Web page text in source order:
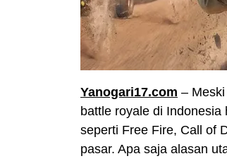
Yanogari17.com –
battle royale di
seperti Free Fire, Call of
pasar. Apa saja alasan